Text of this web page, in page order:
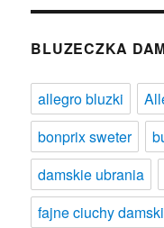
BLUZECZKA
allegro bluzki
bonprix sweter
damskie ubrania
fajne ciuchy